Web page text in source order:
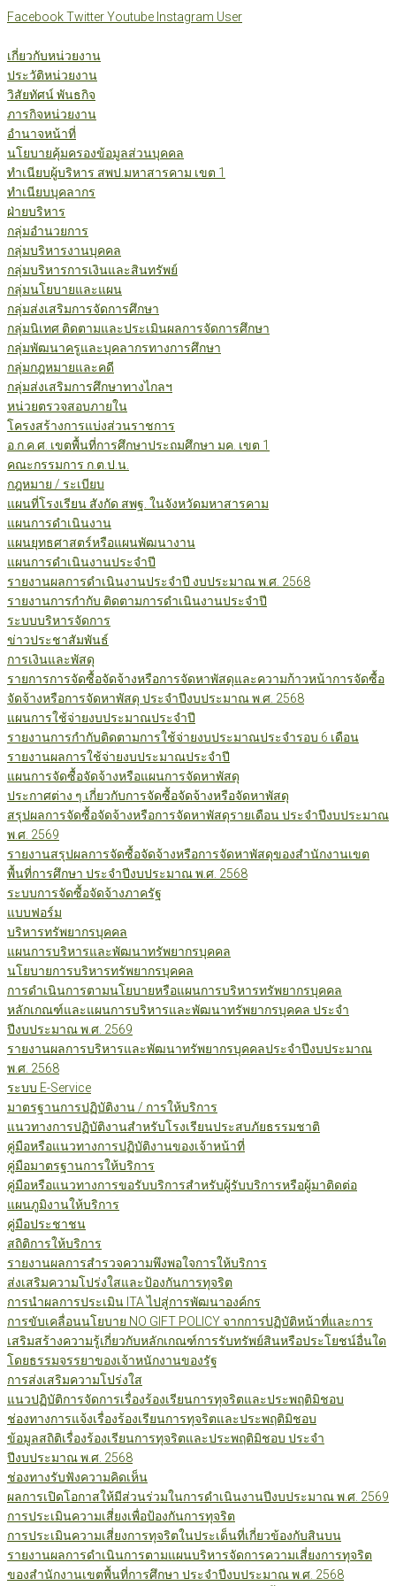
Skip
content
FacebookTwitterYoutube Instagram User
เกี่ยวกับหน่วยงาน
ประวัติหน่วยงาน
วิสัยทัศน์ พันธกิจ
ภารกิจหน่วยงาน
อำนาจหน้าที่
นโยบายคุ้มครองข้อมูลส่วนบุคคล
ทำเนียบผู้บริหาร สพป.มหาสารคาม เขต 1
ทำเนียบบุคลากร
ฝ่ายบริหาร
กลุ่มอำนวยการ
กลุ่มบริหารงานบุคคล
กลุ่มบริหารการเงินและสินทรัพย์
กลุ่มนโยบายและแผน
กลุ่มส่งเสริมการจัดการศึกษา
กลุ่มนิเทศ ติดตามและประเมินผลการจัดการศึกษา
กลุ่มพัฒนาครูและบุคลากรทางการศึกษา
กลุ่มกฎหมายและคดี
กลุ่มส่งเสริมการศึกษาทางไกลฯ
หน่วยตรวจสอบภายใน
โครงสร้างการแบ่งส่วนราชการ
อ.ก.ค.ศ. เขตพื้นที่การศึกษาประถมศึกษา มค. เขต 1
คณะกรรมการ ก.ต.ป.น.
กฎหมาย / ระเบียบ
แผนที่โรงเรียน สังกัด สพฐ. ในจังหวัดมหาสารคาม
แผนการดำเนินงาน
แผนยุทธศาสตร์หรือแผนพัฒนางาน
แผนการดำเนินงานประจำปี
รายงานผลการดำเนินงานประจำปี งบประมาณ พ.ศ. 2568
รายงานการกำกับ ติดตามการดำเนินงานประจำปี
ระบบบริหารจัดการ
ข่าวประชาสัมพันธ์
การเงินและพัสดุ
รายการการจัดซื้อจัดจ้างหรือการจัดหาพัสดุและความก้าวหน้าการจัดซื้อ
จัดจ้างหรือการจัดหาพัสดุ ประจำปีงบประมาณ พ.ศ. 2568
แผนการใช้จ่ายงบประมาณประจำปี
รายงานการกำกับติดตามการใช้จ่ายงบประมาณประจำรอบ 6 เดือน
รายงานผลการใช้จ่ายงบประมาณประจำปี
แผนการจัดซื้อจัดจ้างหรือแผนการจัดหาพัสดุ
ประกาศต่าง ๆ เกี่ยวกับการจัดซื้อจัดจ้างหรือจัดหาพัสดุ
สรุปผลการจัดซื้อจัดจ้างหรือการจัดหาพัสดุรายเดือน ประจำปีงบประมาณ
พ.ศ. 2569
รายงานสรุปผลการจัดซื้อจัดจ้างหรือการจัดหาพัสดุของสำนักงานเขต
พื้นที่การศึกษา ประจำปีงบประมาณ พ.ศ. 2568
ระบบการจัดซื้อจัดจ้างภาครัฐ
แบบฟอร์ม
บริหารทรัพยากรบุคคล
แผนการบริหารและพัฒนาทรัพยากรบุคคล
นโยบายการบริหารทรัพยากรบุคคล
การดำเนินการตามนโยบายหรือแผนการบริหารทรัพยากรบุคคล
หลักเกณฑ์และแผนการบริหารและพัฒนาทรัพยากรบุคคล ประจำ
ปีงบประมาณ พ.ศ. 2569
รายงานผลการบริหารและพัฒนาทรัพยากรบุคคลประจำปีงบประมาณ
พ.ศ. 2568
ระบบ E-Service
มาตรฐานการปฏิบัติงาน / การให้บริการ
แนวทางการปฏิบัติงานสำหรับโรงเรียนประสบภัยธรรมชาติ
คู่มือหรือแนวทางการปฏิบัติงานของเจ้าหน้าที่
คู่มือมาตรฐานการให้บริการ
คู่มือหรือแนวทางการขอรับบริการสำหรับผู้รับบริการหรือผู้มาติดต่อ
แผนภูมิงานให้บริการ
คู่มือประชาชน
สถิติการให้บริการ
รายงานผลการสำรวจความพึงพอใจการให้บริการ
ส่งเสริมความโปร่งใสและป้องกันการทุจริต
การนำผลการประเมิน ITA ไปสู่การพัฒนาองค์กร
การขับเคลื่อนนโยบาย NO GIFT POLICY จากการปฏิบัติหน้าที่และการ
เสริมสร้างความรู้เกี่ยวกับหลักเกณฑ์การรับทรัพย์สินหรือประโยชน์อื่นใด
โดยธรรมจรรยาของเจ้าหนักงานของรัฐ
การส่งเสริมความโปร่งใส
แนวปฏิบัติการจัดการเรื่องร้องเรียนการทุจริตและประพฤติมิชอบ
ช่องทางการแจ้งเรื่องร้องเรียนการทุจริตและประพฤติมิชอบ
ข้อมูลสถิติเรื่องร้องเรียนการทุจริตและประพฤติมิชอบ ประจำ
ปีงบประมาณ พ.ศ. 2568
ช่องทางรับฟังความคิดเห็น
ผลการเปิดโอกาสให้มีส่วนร่วมในการดำเนินงานปีงบประมาณ พ.ศ. 2569
การประเมินความเสี่ยงเพื่อป้องกันการทุจริต
การประเมินความเสี่ยงการทุจริตในประเด็นที่เกี่ยวข้องกับสินบน
รายงานผลการดำเนินการตามแผนบริหารจัดการความเสี่ยงการทุจริต
ของสำนักงานเขตพื้นที่การศึกษา ประจำปีงบประมาณ พ.ศ. 2568